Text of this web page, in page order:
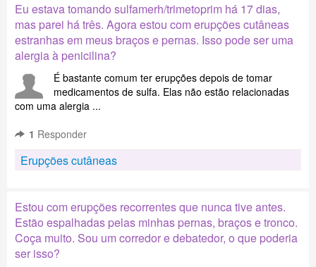
Eu estava tomando sulfamerh/trimetoprim há 17 dias,
mas parei há três. Agora estou com erupções cutâneas
estranhas em meus braços e pernas. Isso pode ser uma
alergia à penicilina?
É bastante comum ter erupções depois de tomar
medicamentos de sulfa. Elas não estão relacionadas
com uma alergia ...
1 Responder
Erupções cutâneas
Estou com erupções recorrentes que nunca tive antes.
Estão espalhadas pelas minhas pernas, braços e tronco.
Coça muito. Sou um corredor e debatedor, o que poderia
ser isso?